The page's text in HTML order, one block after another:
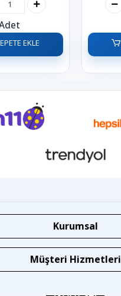
EKLE
Kurumsal
Müşteri Hizmetleri